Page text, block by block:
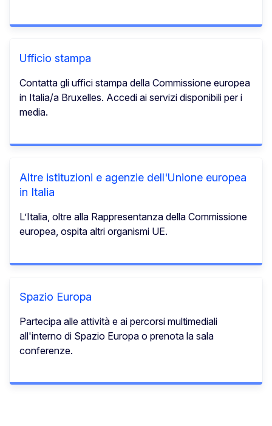
Ufficio stampa
Contatta gli uffici stampa della Commissione europea
in Italia/a Bruxelles. Accedi ai servizi disponibili per i
media.
Altre istituzioni e agenzie dell'Unione europea
in Italia
L’Italia, oltre alla Rappresentanza della Commissione
europea, ospita altri organismi UE.
Spazio Europa
Partecipa alle attività e ai percorsi multimediali
all'interno di Spazio Europa o prenota la sala
conferenze.